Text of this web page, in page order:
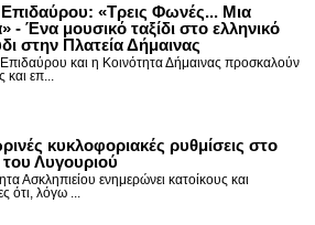
«Τρεις Φωνές... Μια
- Ένα μουσικό ταξίδι στο ελληνικό
στην Πλατεία Δήμαινας
και η Κοινότητα Δήμαινας προσκαλούν
και επ...
κυκλοφοριακές ρυθμίσεις στο
του Λυγουριού
Ασκληπιείου ενημερώνει κατοίκους και
ότι, λόγω ...